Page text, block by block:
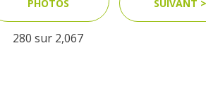
PHOTOS SUIVANT
280 sur 2,067